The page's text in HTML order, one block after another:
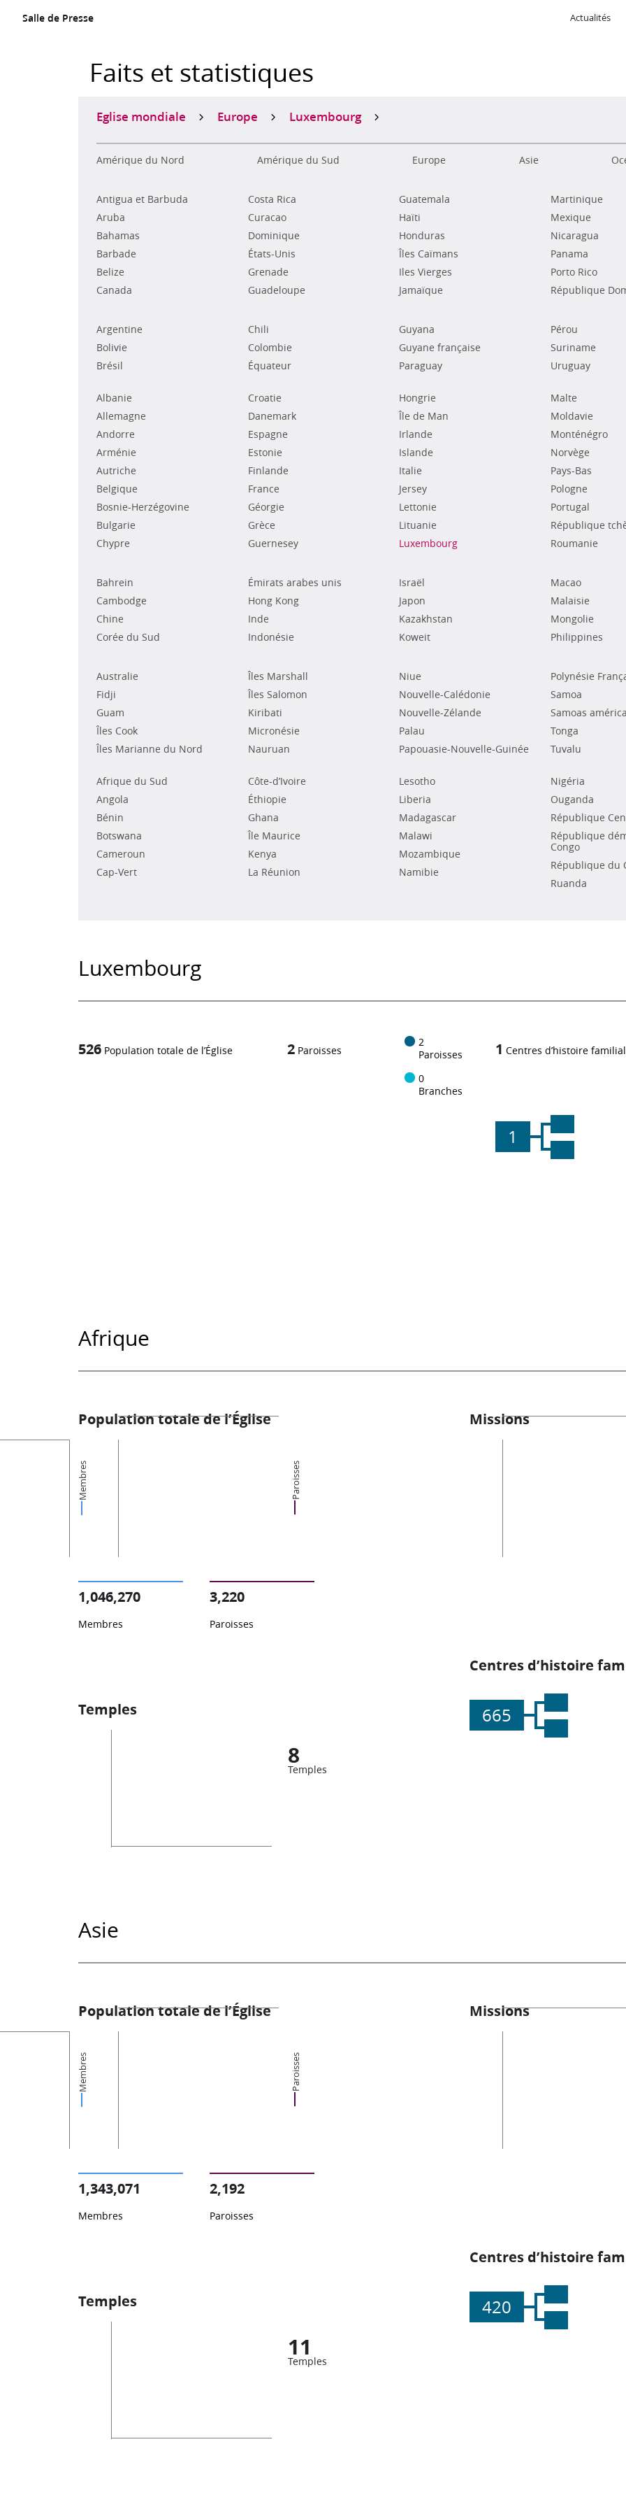
Salle de Presse Actualités
Faits et statistiques
Eglise mondiale Europe Luxembourg
Amérique du Nord Amérique du Sud Europe Asie
Antigua et Barbuda
Aruba
Bahamas
Barbade
Belize
Canada
Costa Rica
Curacao
Dominique
États-Unis
Grenade
Guadeloupe
Guatemala
Haïti
Honduras
Îles Caïmans
Iles Vierges
Jamaïque
Martinique
Mexique
Nicaragua
Panama
Porto Rico
République
Argentine
Bolivie
Brésil
Chili
Colombie
Équateur
Guyana
Guyane française
Paraguay
Pérou
Suriname
Uruguay
Albanie
Allemagne
Andorre
Arménie
Autriche
Belgique
Bosnie-Herzégovine
Bulgarie
Chypre
Croatie
Danemark
Espagne
Estonie
Finlande
France
Géorgie
Grèce
Guernesey
Hongrie
Île de Man
Irlande
Islande
Italie
Jersey
Lettonie
Lituanie
Luxembourg
Malte
Moldavie
Monténégro
Norvège
Pays-Bas
Pologne
Portugal
République
Roumanie
Bahrein
Cambodge
Chine
Corée du Sud
Émirats arabes unis
Hong Kong
Inde
Indonésie
Israël
Japon
Kazakhstan
Koweit
Macao
Malaisie
Mongolie
Philippines
Australie
Fidji
Guam
Îles Cook
Îles Marianne du Nord
Îles Marshall
Îles Salomon
Kiribati
Micronésie
Nauruan
Niue
Nouvelle-Calédonie
Nouvelle-Zélande
Palau
Papouasie-Nouvelle-Guinée
Polynésie
Samoa
Samoas
Tonga
Tuvalu
Afrique du Sud
Angola
Bénin
Botswana
Cameroun
Cap-Vert
Côte-d’Ivoire
Éthiopie
Ghana
Île Maurice
Kenya
La Réunion
Lesotho
Liberia
Madagascar
Malawi
Mozambique
Namibie
Nigéria
Ouganda
République
République
Congo
République du
Ruanda
Luxembourg
526 Population totale de l’Église 2 Paroisses
2
Paroisses
0
Branches
1 Centres d’histoire
1
Afrique
Population totale de l’Église
Membres Paroisses
1,046,270
Membres
3,220
Paroisses
Missions
Centres d’histoire
665
Temples
8
Temples
Asie
Population totale de l’Église
Membres Paroisses
1,343,071
Membres
2,192
Paroisses
Missions
Centres d’histoire
420
Temples
11
Temples